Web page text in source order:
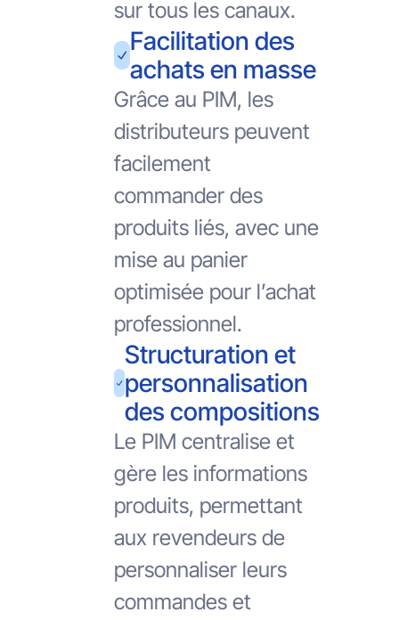
sur tous les canaux.
Facilitation des
achats en masse
Grâce au PIM, les
distributeurs peuvent
facilement
commander des
produits liés, avec une
mise au panier
optimisée pour l’achat
professionnel.
Structuration et
personnalisation
des compositions
Le PIM centralise et
gère les informations
produits, permettant
aux revendeurs de
personnaliser leurs
commandes et